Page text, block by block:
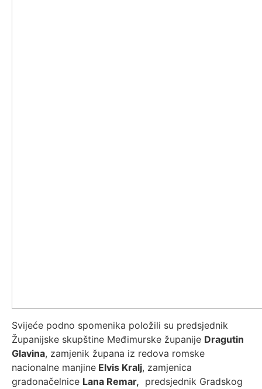
Svijeće podno spomenika položili su predsjednik
Županijske skupštine Međimurske županije Dragutin
Glavina, zamjenik župana iz redova romske
nacionalne manjine Elvis Kralj, zamjenica
gradonačelnice Lana Remar, predsjednik Gradskog